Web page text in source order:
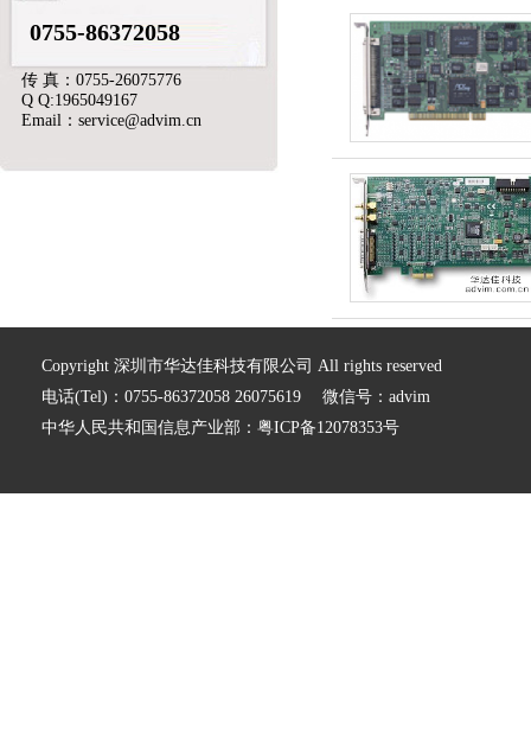
0755-86372058
传 真：0755-26075776
Q Q:1965049167
Email：service@advim.cn
Copyright 深圳市华达佳科技有限公司 All rights reserved
电话(Tel)：0755-86372058 26075619 微信号：advim
中华人民共和国信息产业部： 粤ICP备12078353号